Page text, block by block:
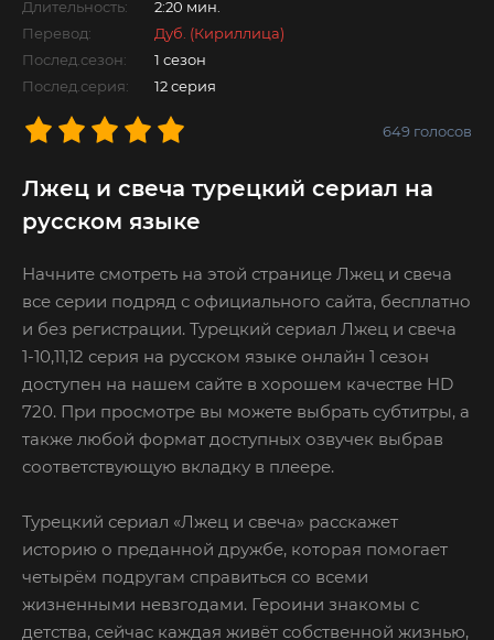
Длительность:
2:20 мин.
Перевод:
Дуб. (Кириллица)
Послед.сезон:
1 сезон
Послед.серия:
12 серия
649 голосов
Лжец и свеча турецкий сериал на
русском языке
Начните смотреть на этой странице Лжец и свеча
все серии подряд с официального сайта, бесплатно
и без регистрации. Турецкий сериал Лжец и свеча
1-10,11,12 серия на русском языке онлайн 1 сезон
доступен на нашем сайте в хорошем качестве HD
720. При просмотре вы можете выбрать субтитры, а
также любой формат доступных озвучек выбрав
соответствующую вкладку в плеере.
Турецкий сериал «Лжец и свеча» расскажет
историю о преданной дружбе, которая помогает
четырём подругам справиться со всеми
жизненными невзгодами. Героини знакомы с
детства, сейчас каждая живёт собственной жизнью,